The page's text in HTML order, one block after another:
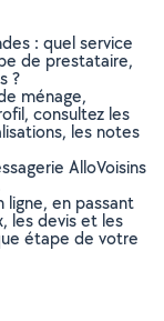
: quel service
de prestataire,
?
ménage,
consultez les
les notes
AlloVoisins
en passant
les devis et les
étape de votre